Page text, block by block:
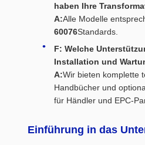
haben Ihre
A:Alle Modelle
60076Standards.
F: Welche
Installation und
A:Wir bieten komplette
Handbücher und
für Händler und EPC-
Einführung in das